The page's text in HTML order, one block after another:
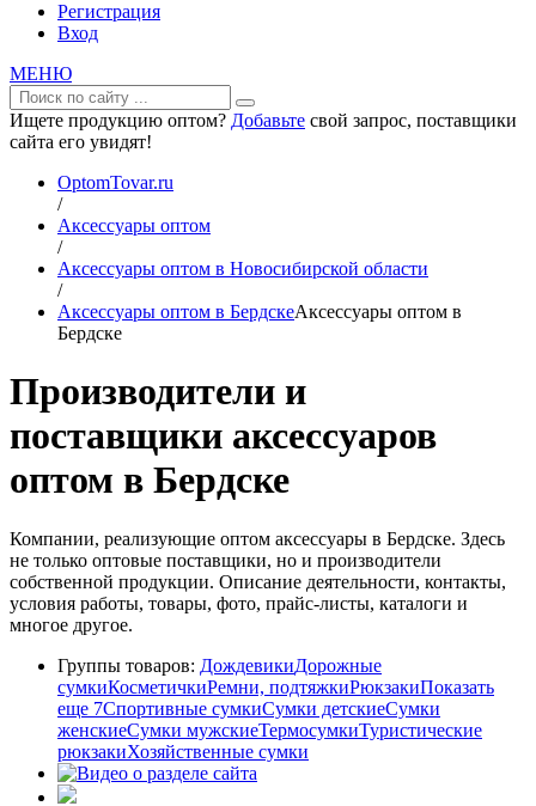
Регистрация
Вход
МЕНЮ
Ищете продукцию оптом? Добавьте свой запрос, поставщики
сайта его увидят!
OptomTovar.ru
/
Аксессуары оптом
/
Аксессуары оптом в Новосибирской области
/
Аксессуары оптом в БердскеАксессуары оптом в
Бердске
Производители и
поставщики аксессуаров
оптом в Бердске
Компании, реализующие оптом аксессуары в Бердске. Здесь
не только оптовые поставщики, но и производители
собственной продукции. Описание деятельности, контакты,
условия работы, товары, фото, прайс-листы, каталоги и
многое другое.
Группы товаров: ДождевикиДорожные
сумкиКосметичкиРемни, подтяжкиРюкзакиПоказать
еще 7Спортивные сумкиСумки детскиеСумки
женскиеСумки мужскиеТермосумкиТуристические
рюкзакиХозяйственные сумки